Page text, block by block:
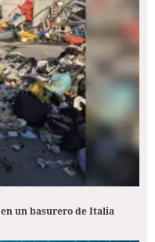
un basurero de Italia